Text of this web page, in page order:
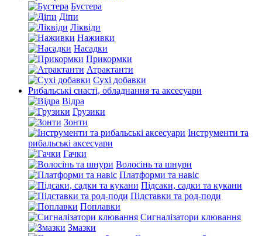
Бустера
Діпи
Ліквіди
Наживки
Насадки
Прикормки
Атрактанти
Сухі добавки
Рибальські снасті, обладнання та аксесуари
Відра
Грузики
Зонти
Інструменти та
рибальські аксесуари
Гачки
Волосінь та шнури
Платформи та навіс
Підсаки, садки та кукани
Підставки та род-поди
Поплавки
Сигналізатори клювання
Змазки